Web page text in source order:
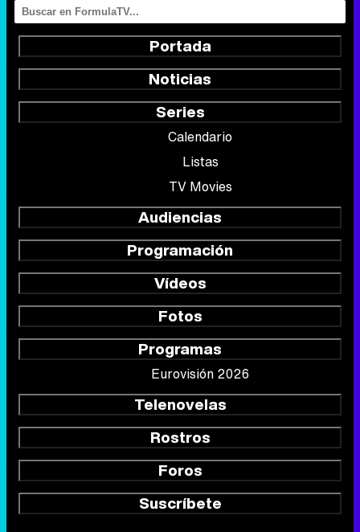
Portada
Noticias
Series
Calendario
Listas
TV Movies
Audiencias
Programación
Vídeos
Fotos
Programas
Eurovisión 2026
Telenovelas
Rostros
Foros
Suscríbete